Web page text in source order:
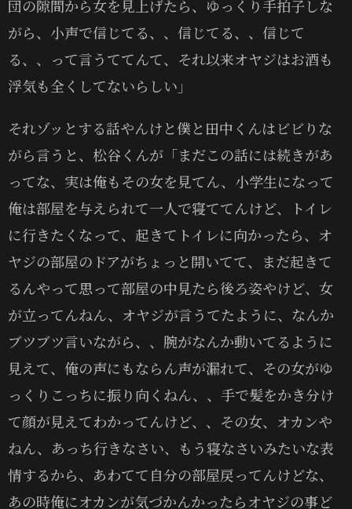
団の隙間から女を見上げたら、ゆっくり手拍子しな
がら、小声で信じてる、、信じてる、、信じて
る、、って言うててんて、それ以来オヤジはお酒も
浮気も全くしてないらしい」
それゾッとする話やんけと僕と田中くんはビビりな
がら言うと、松谷くんが「まだこの話には続きがあ
ってな、実は俺もその女を見てん、小学生になって
俺は部屋を与えられて一人で寝ててんけど、トイレ
に行きたくなって、起きてトイレに向かったら、オ
ヤジの部屋のドアがちょっと開いてて、まだ起きて
るんやって思って部屋の中見たら後ろ姿やけど、女
が立ってんねん、オヤジが言うてたように、なんか
ブツブツ言いながら、、腕がなんか動いてるように
見えて、俺の声にもならん声が漏れて、その女がゆ
っくりこっちに振り向くねん、、手で髪をかき分け
て顔が見えてわかってんけど、、その女、オカンや
ねん、あっち行きなさい、もう寝なさいみたいな表
情するから、あわてて自分の部屋戻ってんけどな、
あの時俺にオカンが気づかんかったらオヤジの事ど